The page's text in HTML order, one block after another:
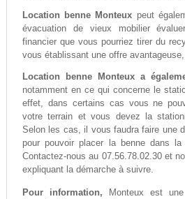
Location benne Monteux peut
évacuation de vieux mobilier
financier que vous pourriez tirer du
vous établissant une offre
Location benne Monteux a
notamment en ce qui concerne le
effet, dans certains cas vous ne
votre terrain et vous devez la
Selon les cas, il vous faudra faire une
pour pouvoir placer la benne dans
Contactez-nous au 07.56.78.02.30 et
expliquant la démarche à suivre.
Pour information, Monteux est une